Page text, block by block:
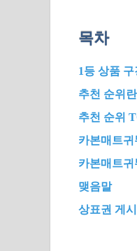
목차
1등 상품 구
추천 순위란
추천 순위
카본매트귀
카본매트귀
맺음말
상표권 게